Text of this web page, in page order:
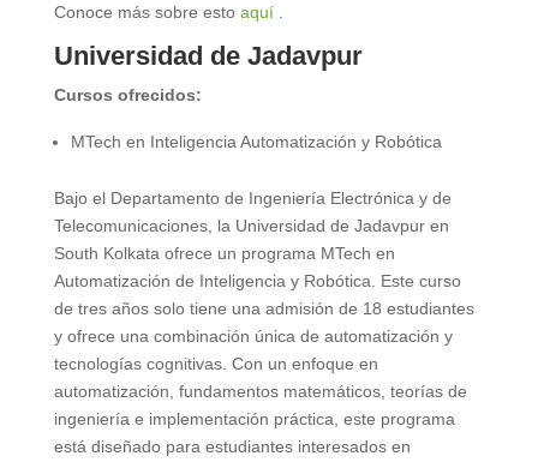
Conoce más sobre esto aquí.
Universidad de Jadavpur
Cursos ofrecidos:
MTech en Inteligencia Automatización y Robótica
Bajo el Departamento de Ingeniería Electrónica y de
Telecomunicaciones, la Universidad de Jadavpur en
South Kolkata ofrece un programa MTech en
Automatización de Inteligencia y Robótica. Este curso
de tres años solo tiene una admisión de 18 estudiantes
y ofrece una combinación única de automatización y
tecnologías cognitivas. Con un enfoque en
automatización, fundamentos matemáticos, teorías de
ingeniería e implementación práctica, este programa
está diseñado para estudiantes interesados ​​en